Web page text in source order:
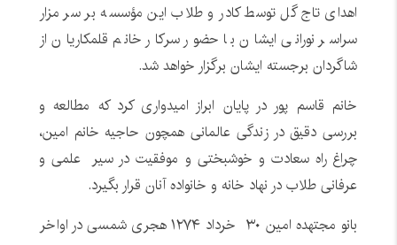
اهدای تاج گل توسط کادر و طلاب این مؤسسه بر سر مزار
سراسر نورانی ایشان با حضور سرکار خانم قلمکاریان از
شاگردان برجسته ایشان برگزار خواهد شد.
خانم قاسم پور در پایان ابراز امیدواری کرد که مطالعه و
بررسی دقیق در زندگی عالمانی همچون حاجیه خانم امین،
چراغ راه سعادت و خوشبختی و موفقیت در سیر علمی و
عرفانی طلاب در نهاد خانه و خانواده آنان قرار بگیرد.
بانو مجتهده امین ۳۰ خرداد ۱۲۷۴ هجری شمسی در اواخر